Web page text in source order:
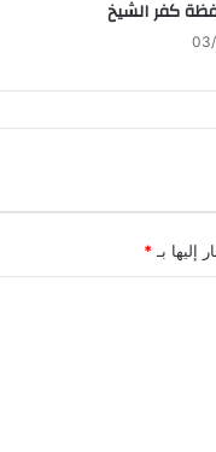
كفر الشيخ
إليها بـ *